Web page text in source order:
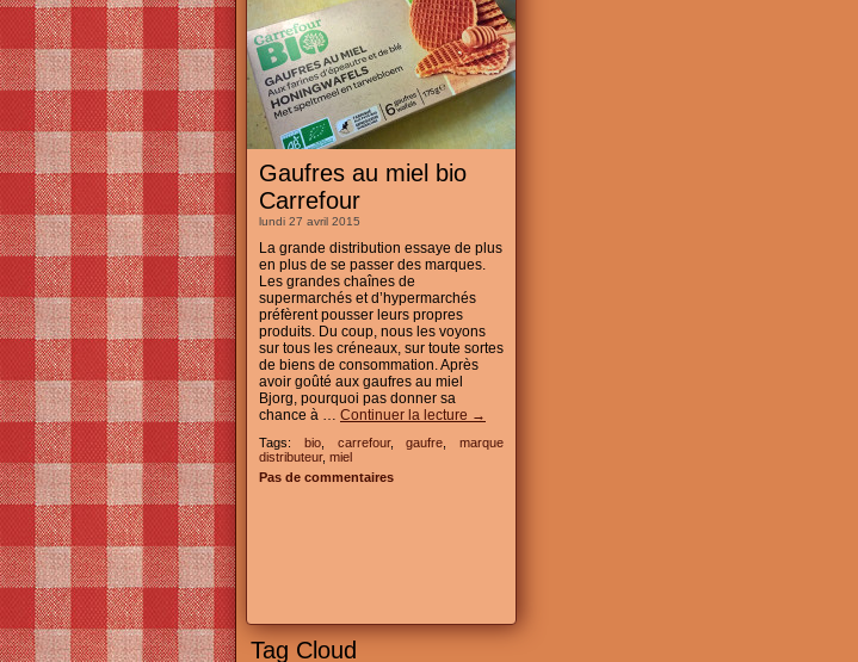
Gaufres au miel bio
Carrefour
lundi 27 avril 2015
La grande distribution essaye de plus
en plus de se passer des marques.
Les grandes chaînes de
supermarchés et d’hypermarchés
préfèrent pousser leurs propres
produits. Du coup, nous les voyons
sur tous les créneaux, sur toute sortes
de biens de consommation. Après
avoir goûté aux gaufres au miel
Bjorg, pourquoi pas donner sa
chance à … Continuer la lecture →
Tags: bio, carrefour,gaufre
marque
distributeur, miel
Pas de commentaires
Tag Cloud